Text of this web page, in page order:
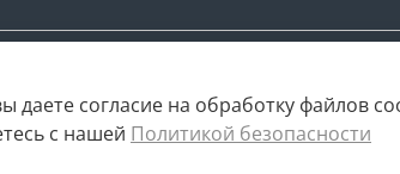
даете согласие на обработку файлов
с нашей Политикой безопасности